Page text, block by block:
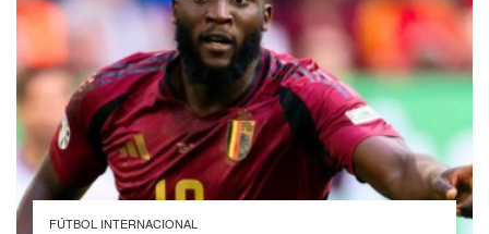
FÚTBOL INTERNACIONAL